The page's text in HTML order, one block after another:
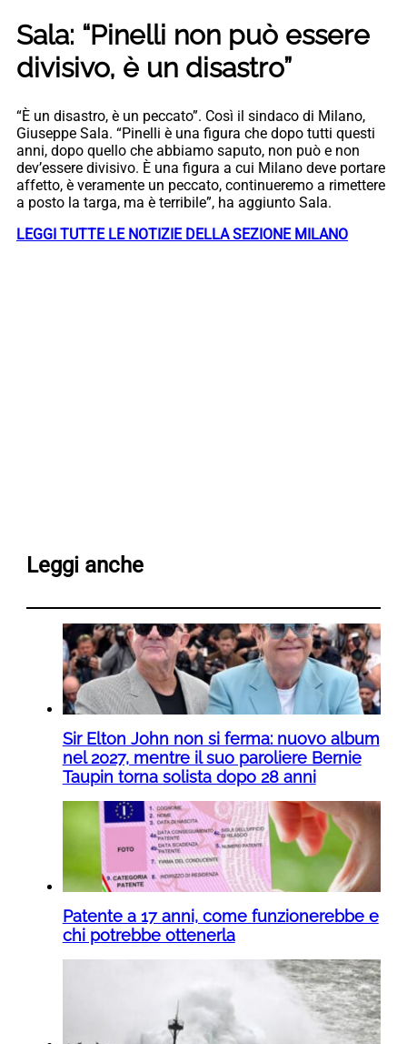
Sala: “Pinelli non può essere
divisivo, è un disastro”
“È un disastro, è un peccato”. Così il sindaco di Milano,
Giuseppe Sala. “Pinelli è una figura che dopo tutti questi
anni, dopo quello che abbiamo saputo, non può e non
dev’essere divisivo. È una figura a cui Milano deve portare
affetto, è veramente un peccato, continueremo a rimettere
a posto la targa, ma è terribile”, ha aggiunto Sala.
LEGGI TUTTE LE NOTIZIE DELLA SEZIONE MILANO
Leggi anche
Sir Elton John non si ferma: nuovo album
nel 2027, mentre il suo paroliere Bernie
Taupin torna solista dopo 28 anni
Patente a 17 anni, come funzionerebbe e
chi potrebbe ottenerla